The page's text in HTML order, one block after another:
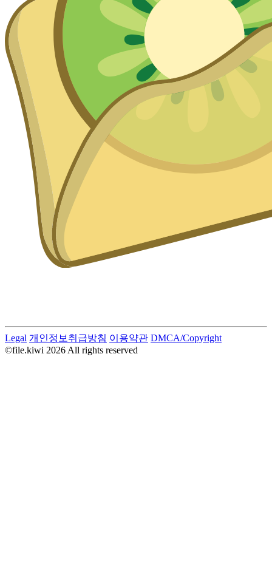
Legal 개인정보취급방침 이용약관 DMCA/Copyright
©file.kiwi 2026 All rights reserved